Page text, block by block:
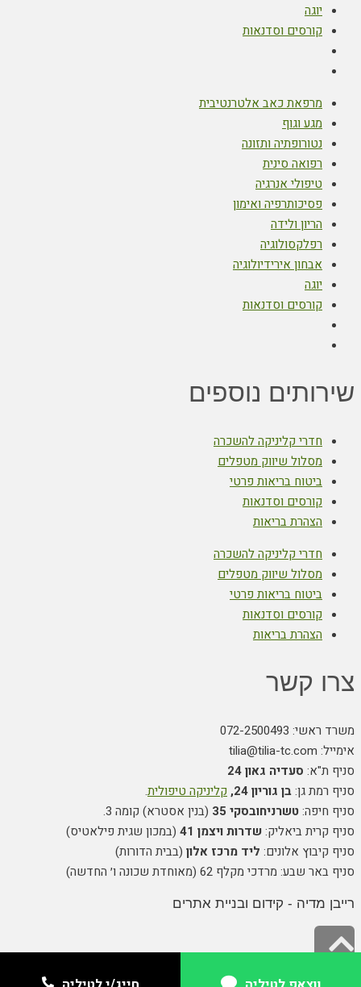
יוגה
קורסים וסדנאות
מרפאת כאב אלטרנטיבית
מגע וגוף
נטורופתיה ותזונה
רפואה סינית
טיפולי אנרגיה
פסיכותרפיה ואימון
הריון ולידה
רפלקסולוגיה
אבחון אירידיולוגיה
יוגה
קורסים וסדנאות
שירותים נוספים
חדרי קליניקה להשכרה
מסלול שיווק מטפלים
ביטוח בריאות פרטי
קורסים וסדנאות
הצהרת בריאות
חדרי קליניקה להשכרה
מסלול שיווק מטפלים
ביטוח בריאות פרטי
קורסים וסדנאות
הצהרת בריאות
צרו קשר
משרד ראשי: 072-2500493
אימייל: tilia@tilia-tc.com
סניף ת"א: סעדיה גאון 24
סניף רמת גן:בן גוריון 24, קליניקה טיפולית.
סניף חיפה:טשרניחובסקי 35
(בנין אסטרא) קומה 3.
סניף קרית ביאליק:שדרות ויצמן 41
(במכון שגית פילאטיס)
סניף קיבוץ אלונים: ליד מרכז אלון (בבית הדורות)
סניף באר שבע: מרדכי מקלף 62 (מאוחדת שכונה ו׳ החדשה)
רייבן מדיה - קידום ובניית אתרים
גלילה